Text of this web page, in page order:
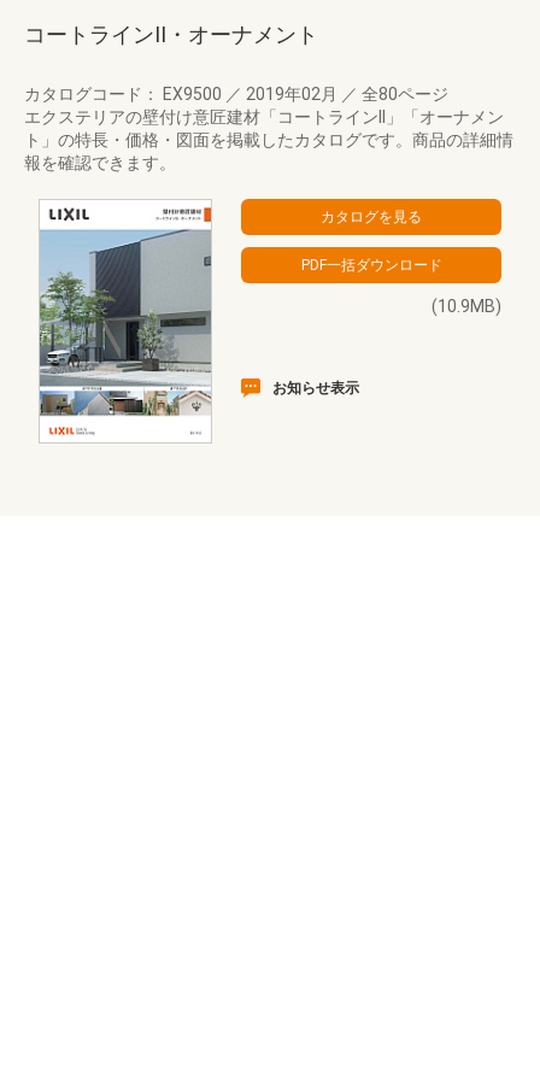
コートラインII・オーナメント
カタログコード： EX9500 ／ 2019年02月 ／ 全80ページ
エクステリアの壁付け意匠建材「コートラインII」「オーナメン
ト」の特長・価格・図面を掲載したカタログです。商品の詳細情
報を確認できます。
(10.9MB)
お知らせ表示